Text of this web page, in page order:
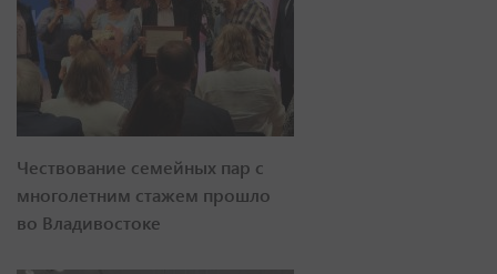
Чествование семейных пар с
многолетним стажем прошло
во Владивостоке